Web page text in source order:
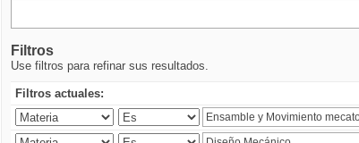
Filtros
Use filtros para refinar sus resultados.
Filtros actuales: